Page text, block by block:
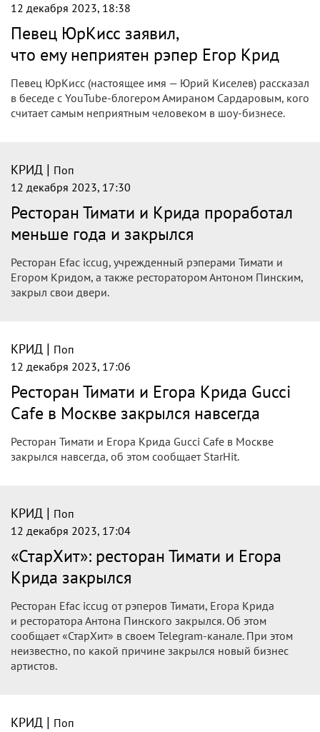
12 декабря 2023, 18:38
Певец ЮрКисс заявил,
что ему неприятен рэпер Егор Крид
Певец ЮрКисс (настоящее имя — Юрий Киселев) рассказал
в беседе с YouTube-блогером Амираном Сардаровым, кого
считает самым неприятным человеком в шоу-бизнесе.
КРИД | Поп
12 декабря 2023, 17:30
Ресторан Тимати и Крида проработал
меньше года и закрылся
Ресторан Efac iccug, учрежденный рэперами Тимати и
Егором Кридом, а также ресторатором Антоном Пинским,
закрыл свои двери.
КРИД | Поп
12 декабря 2023, 17:06
Ресторан Тимати и Егора Крида Gucci
Cafe в Москве закрылся навсегда
Ресторан Тимати и Егора Крида Gucci Cafe в Москве
закрылся навсегда, об этом сообщает StarHit.
КРИД | Поп
12 декабря 2023, 17:04
«СтарХит»: ресторан Тимати и Егора
Крида закрылся
Ресторан Efac iccug от рэперов Тимати, Егора Крида
и ресторатора Антона Пинского закрылся. Об этом
сообщает «СтарХит» в своем Telegram-канале. При этом
неизвестно, по какой причине закрылся новый бизнес
артистов.
КРИД | Поп